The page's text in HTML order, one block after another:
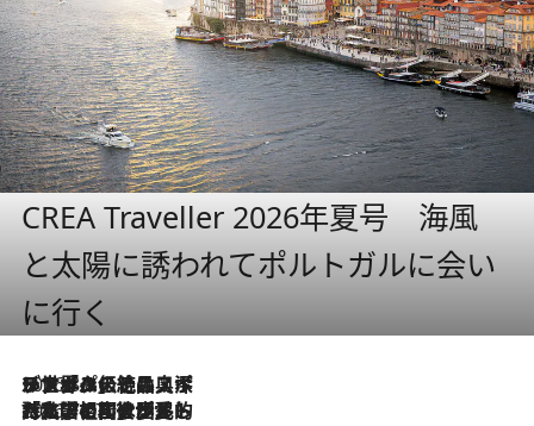
CREA Traveller 2026年夏号 海風
と太陽に誘われてポルトガルに会い
に行く
2026.8.8
リスボンの絶品スイーツ「パステル・デ・ナタ」とは？ポルトガル伝統の奥深い世界へ
2026.7.27
「私の祖国はポルトガル語です」国民的詩人フェルナンド・ペソアと、彼が愛した文学の街を歩く